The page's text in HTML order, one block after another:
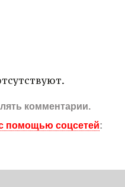
комментарии.
помощью соцсетей: